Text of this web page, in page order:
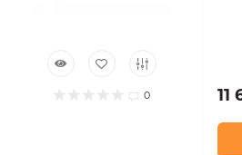
0 11